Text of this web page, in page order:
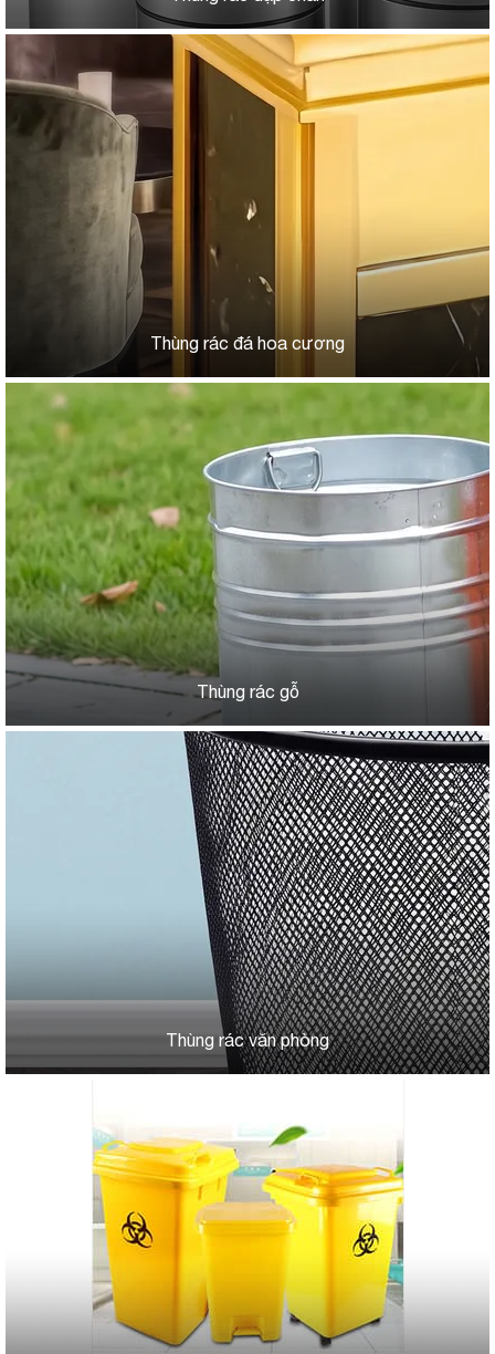
Thùng rác đá hoa cương
Thùng rác gỗ
Thùng rác văn phòng